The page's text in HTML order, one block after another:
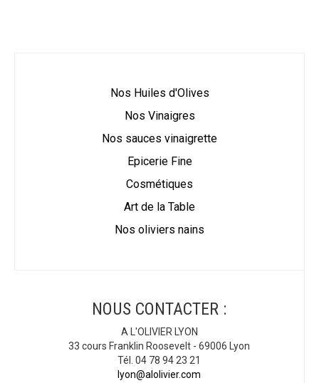
Nos Huiles d'Olives
Nos Vinaigres
Nos sauces vinaigrette
Epicerie Fine
Cosmétiques
Art de la Table
Nos oliviers nains
NOUS CONTACTER :
A L'OLIVIER LYON
33 cours Franklin Roosevelt - 69006 Lyon
Tél. 04 78 94 23 21
lyon@alolivier.com